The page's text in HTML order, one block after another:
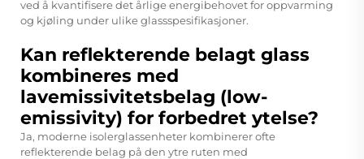
ved å kvantifisere det årlige energibehovet for oppvarming
og kjøling under ulike glassspesifikasjoner.
Kan reflekterende belagt glass
kombineres med
lavemissivitetsbelag (low-
emissivity) for forbedret ytelse?
Ja, moderne isolerglassenheter kombinerer ofte
reflekterende belag på den ytre ruten med